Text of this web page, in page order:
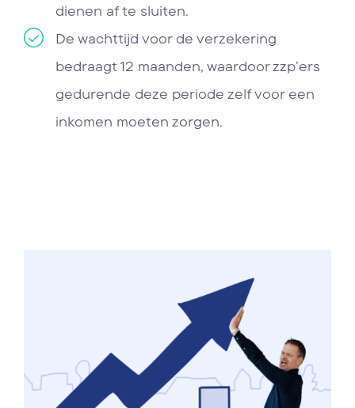
dienen af te sluiten.
De wachttijd voor de verzekering
bedraagt 12 maanden, waardoor zzp’ers
gedurende deze periode zelf voor een
inkomen moeten zorgen.